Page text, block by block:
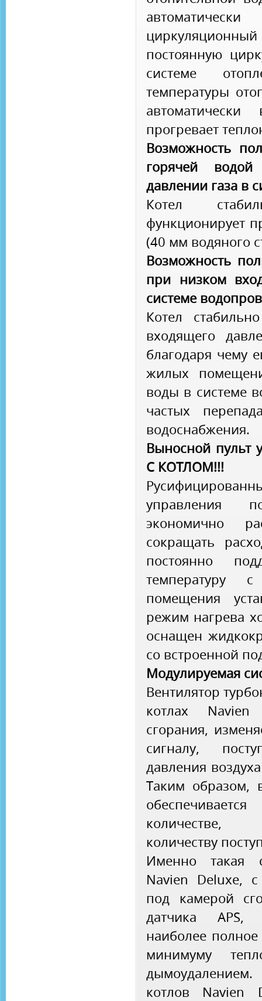
постоянную
системе
температуры
прогревает
Возможность
горячей
давлении газа в
Котел
функционирует
(40 мм водяного
Возможность
при низком
системе
Котел
входящего
благодаря чему
жилых
воды в системе
частых
водоснабжения.
Выносной пульт
С КОТЛОМ!!!
управления
экономично
сокращать
постоянно
температуру
помещения
режим нагрева
оснащен
со встроенной
Модулируемая
Вентилятор
котлах
сгорания,
сигналу,
давления
Таким образом,
количестве,
количеству
Именно такая
Navien Deluxe, с
под камерой
датчика APS,
наиболее
минимуму
котлов Navien